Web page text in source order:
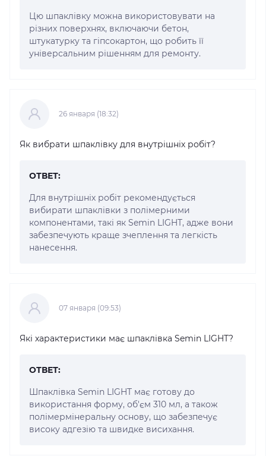
Цю шпаклівку можна використовувати на
різних поверхнях, включаючи бетон,
штукатурку та гіпсокартон, що робить її
універсальним рішенням для ремонту.
26 января (18:32)
Як вибрати шпаклівку для внутрішніх робіт?
ОТВЕТ:
Для внутрішніх робіт рекомендується
вибирати шпаклівки з полімерними
компонентами, такі як Semin LIGHT, адже вони
забезпечують краще зчеплення та легкість
нанесення.
07 января (09:53)
Які характеристики має шпаклівка Semin LIGHT?
ОТВЕТ:
Шпаклівка Semin LIGHT має готову до
використання форму, об'єм 310 мл, а також
полімермінеральну основу, що забезпечує
високу адгезію та швидке висихання.